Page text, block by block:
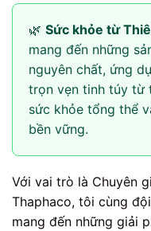
🌿 Sức khỏe từ
mang đến những
nguyên chất, ứng
trọn vẹn tinh túy từ
sức khỏe tổng thể
bền vững.
Với vai trò là Chuyên
Thaphaco, tôi cùng
mang đến những giải